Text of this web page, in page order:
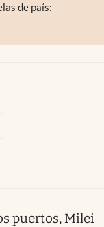
de país:
puertos, Milei